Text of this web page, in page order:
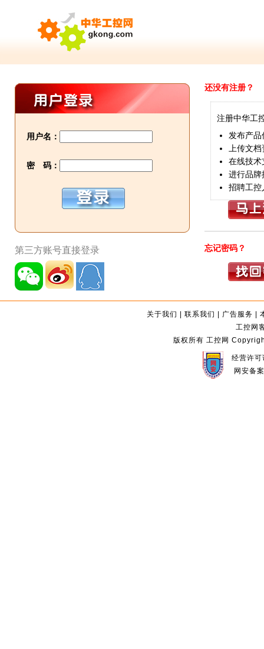
用户名：
密 码：
第三方账号直接登录
还没有注册？
注册中华工
发布产品
上传文档
在线技术
进行品牌
招聘工控
忘记密码？
关于我们 |联系我们 | 广告服务 |
工控网
版权所有 工控网
经营许
网安备